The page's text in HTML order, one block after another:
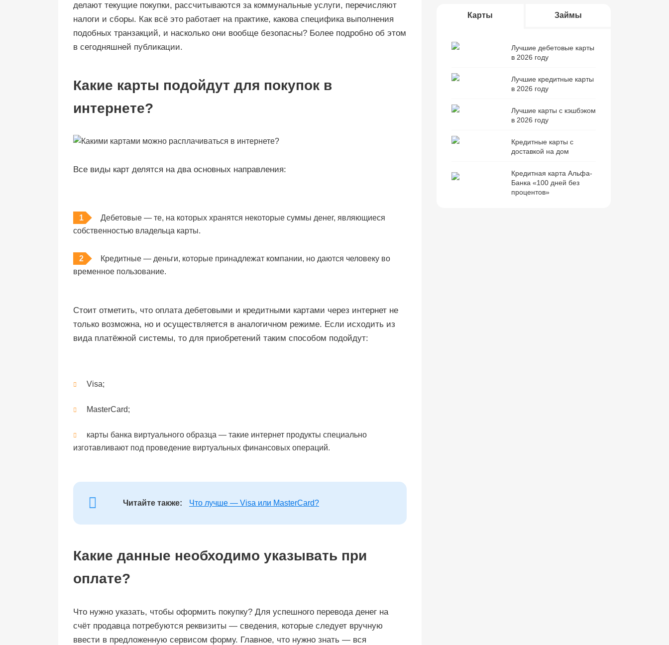
делают текущие покупки, рассчитываются за коммунальные услуги, перечисляют
налоги и сборы. Как всё это работает на практике, какова специфика выполнения
подобных транзакций, и насколько они вообще безопасны? Более подробно об этом
в сегодняшней публикации.
Какие карты подойдут для покупок в
интернете?
Все виды карт делятся на два основных направления:
Дебетовые — те, на которых хранятся некоторые суммы денег, являющиеся
собственностью владельца карты.
Кредитные — деньги, которые принадлежат компании, но даются человеку во
временное пользование.
Стоит отметить, что оплата дебетовыми и кредитными картами через интернет не
только возможна, но и осуществляется в аналогичном режиме. Если исходить из
вида платёжной системы, то для приобретений таким способом подойдут:
Visa;
MasterCard;
карты банка виртуального образца — такие интернет продукты специально
изготавливают под проведение виртуальных финансовых операций.
Читайте также: Что лучше — Visa или MasterCard?
Какие данные необходимо указывать при
оплате?
Что нужно указать, чтобы оформить покупку? Для успешного перевода денег на
счёт продавца потребуются реквизиты — сведения, которые следует вручную
ввести в предложенную сервисом форму. Главное, что нужно знать — вся
Карты Займы
Лучшие дебетовые карты
в 2026 году
Лучшие кредитные карты
в 2026 году
Лучшие карты с кэшбэком
в 2026 году
Кредитные карты с
доставкой на дом
Кредитная карта Альфа-
Банка «100 дней без
процентов»